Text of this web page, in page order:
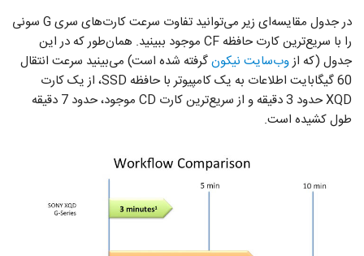
در جدول مقایسه‌ای زیر می‌توانید تفاوت سرعت کارت‌های سری G سونی
را با سریع‌ترین کارت حافظه CF موجود ببینید. همان‌طور که در این
جدول (که ازوب‌سایت نیکونگرفته شده است) می‌بینید سرعت انتقال
60 گیگابایت اطلاعات به یک کامپیوتر با حافظه SSD، از یک کارت
XQD حدود 3 دقیقه و از سریع‌ترین کارت CD موجود، حدود 7 دقیقه
طول کشیده است.